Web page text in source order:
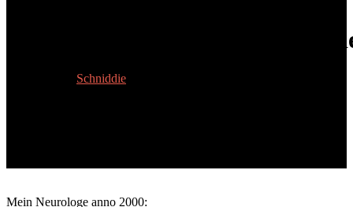
Folge 2/11: Kurztrip ins Land
Schniddie
Mein Neurologe anno 2000: